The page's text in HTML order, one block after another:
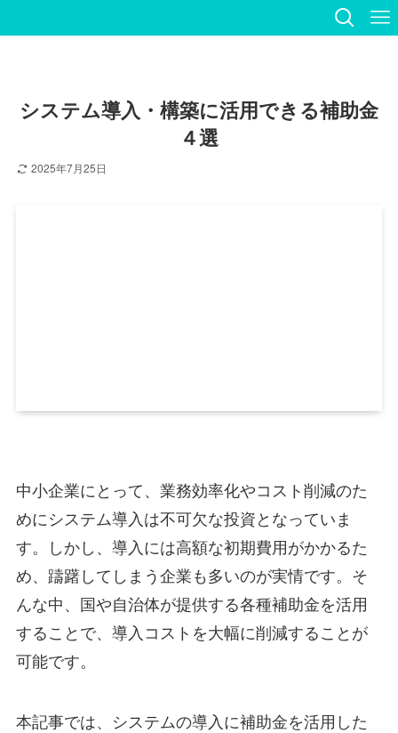
システム導入・構築に活用できる補助金
４選
2025年7月25日
中小企業にとって、業務効率化やコスト削減のた
めにシステム導入は不可欠な投資となっていま
す。しかし、導入には高額な初期費用がかかるた
め、躊躇してしまう企業も多いのが実情です。そ
んな中、国や自治体が提供する各種補助金を活用
することで、導入コストを大幅に削減することが
可能です。
本記事では、システムの導入に補助金を活用した